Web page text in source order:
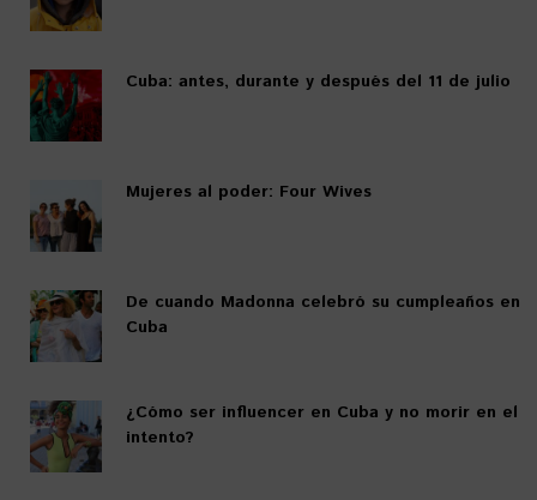
Cuba: antes, durante y después del 11 de julio
Mujeres al poder: Four Wives
De cuando Madonna celebró su cumpleaños en
Cuba
¿Cómo ser influencer en Cuba y no morir en el
intento?